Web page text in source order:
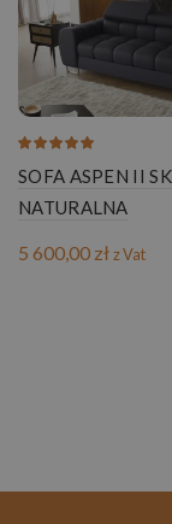
SOFA ASPEN II
NATURALNA
5 600,00 złz Vat